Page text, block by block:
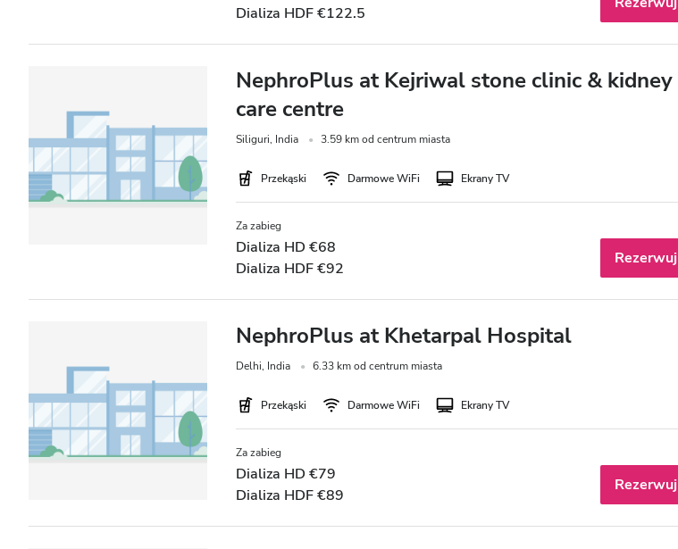
Dializa HDF €122.5
NephroPlus at Kejriwal stone clinic & kidney
care centre
Siliguri, India 3.59 km od centrum miasta
Przekąski Darmowe WiFi Ekrany TV
Za zabieg
Dializa HD €68
Dializa HDF €92
Rezerwuj
NephroPlus at Khetarpal Hospital
Delhi, India 6.33 km od centrum miasta
Przekąski Darmowe WiFi Ekrany TV
Za zabieg
Dializa HD €79
Dializa HDF €89
Rezerwuj